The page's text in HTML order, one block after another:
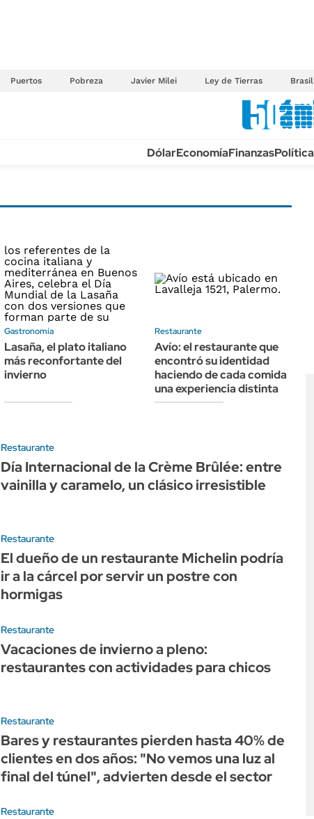
Puertos Pobreza Javier Milei Ley de Tierras Brasil
ENERGY REPORT
POLÍTICA
Nacional
Municipios
URUGUAY
TECNOLOGÍA
OPINIÓN
ESPECTÁCULOS
DEPORTES
AUTOS
DólarEconomíaFinanzasPolítica
Gastronomía
Lasaña, el plato italiano
más reconfortante del
invierno
Restaurante
Avío: el restaurante que
encontró su identidad
haciendo de cada comida
una experiencia distinta
Restaurante
Día Internacional de la Crème Brûlée: entre
vainilla y caramelo, un clásico irresistible
Restaurante
El dueño de un restaurante Michelin podría
ir a la cárcel por servir un postre con
hormigas
Restaurante
Vacaciones de invierno a pleno:
restaurantes con actividades para chicos
Restaurante
Bares y restaurantes pierden hasta 40% de
clientes en dos años: "No vemos una luz al
final del túnel", advierten desde el sector
Restaurante